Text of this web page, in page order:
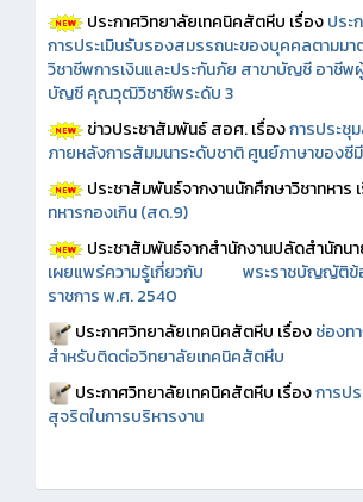
ประกาศวิทยาลัยเทคนิคสัตหีบ เรื่องประ
การประเมินรับรองสมรรถนะของบุคคลตามม
วิชาชีพการเงินและประกันภัย สาขาบัญชี อาชี
บัญชี คุณวุฒิวิชาชีพระดับ 3
ข่าวประชาสัมพันธ์ สอศ.เรื่องการประชุ
ภายหลังการสัมมนาระดับชาติ ศูนย์ภาษาของซี
ประชาสัมพันธ์จากงานนักศึกษาวิชาทหาร
ทหารกองเกิน (สด.9)
ประชาสัมพันธ์จากสำนักงานปลัดสำนักน
เผยแพร่ความรู้เกี่ยวกับ พระราชบัญญัติข้
ราชการ พ.ศ. 2540
ประกาศวิทยาลัยเทคนิคสัตหีบ เรื่องช่องท
สำหรับติดต่อวิทยาลัยเทคนิคสัตหีบ
ประกาศวิทยาลัยเทคนิคสัตหีบ เรื่องการป
สุจริตในการบริหารงาน